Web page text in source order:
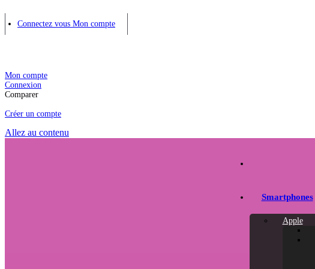
Connectez vous Mon compte
Mon compte
Connexion
Comparer
Créer un compte
Allez au contenu
Smartphones
Apple